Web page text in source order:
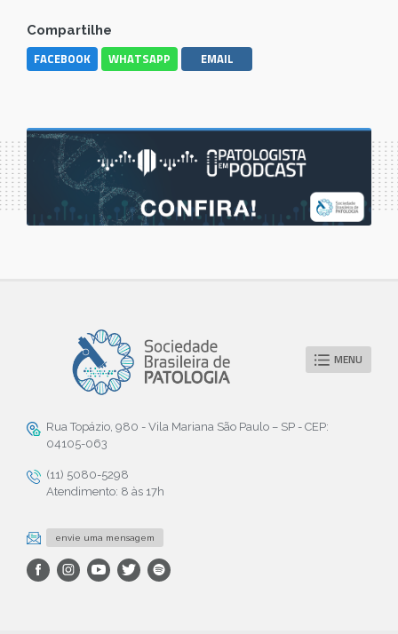
Compartilhe
FACEBOOK WHATSAPP EMAIL
MENU
Rua Topázio, 980 - Vila Mariana São Paulo – SP - CEP:
04105-063
(11) 5080-5298
Atendimento: 8 às 17h
envie uma mensagem